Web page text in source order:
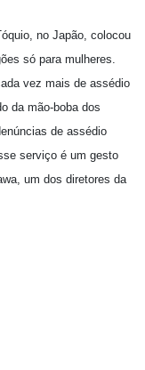
no Japão, colocou
só para mulheres.
vez mais de assédio
da mão-boba dos
de assédio
serviço é um gesto
um dos diretores da